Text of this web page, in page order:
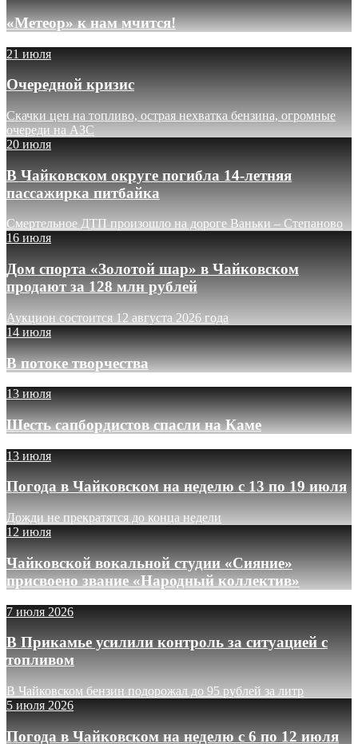
«Метеор» к нам мчится!
21 июля
Очередной кризис
Скачки цен на топливо, острая нехватка бензина, огромные
очереди на АЗС
20 июля
В Чайковском округе погибла 14-летняя
пассажирка питбайка
Смертельное ДТП произошло на дороге Ваньки – Степаново
16 июля
Дом спорта «Золотой шар» в Чайковском
продают за 128 млн рублей
Аукцион состоится 12 августа 2026 года
14 июля
В потоке творчества
13 июля
Шесть сапбордистов спасли на Каме
13 июля
Погода в Чайковском на неделю с 13 по 19 июля
Дожди не прекратятся до конца недели
12 июля
Чайковской вокальной студии «Сияние»
присвоено звание «Народный коллектив»
7 июля 2026
В Прикамье усилили контроль за ситуацией с
топливом
В Чайковском бензин подорожал до 95 рублей за литр
5 июля 2026
Погода в Чайковском на неделю с 6 по 12 июля